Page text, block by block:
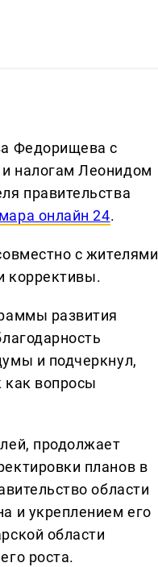
Федорищева с
налогам Леонидом
правительства
онлайн 24.
с жителями
коррективы.
развития
и подчеркнул,
как вопросы
продолжает
планов в
области
и укреплением его
области
роста.